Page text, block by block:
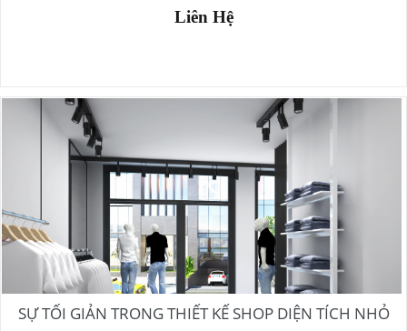
Liên Hệ
SỰ TỐI GIẢN TRONG THIẾT KẾ SHOP DIỆN TÍCH NHỎ